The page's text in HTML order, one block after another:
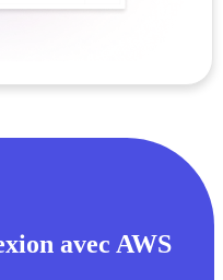
avec AWS